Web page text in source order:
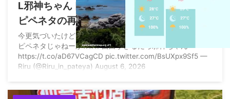
L邪神ちゃんドロップキックに往年の2chコ
ピペネタの再現演出あるんだがwww
今更気づいたけど、上位中の枠に写ってたこれパチ屋の札コ
ピペネタじゃねーかwww 面白すぎるだろ邪神ちゃん
https://t.co/aD67VCagCD pic.twitter.com/BsUXpx9Sf5 —
Riru (@Riru_in_pateya) August 6, 2026
t